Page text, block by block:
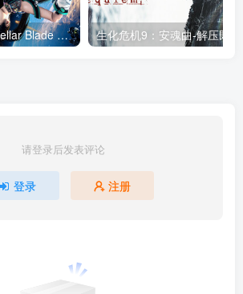
剑星-虚拟机版/ Stellar Blade v1.4.1|Build.19963153 终极版新补丁 送修改器 免安装中文版
请登录后发表评论
登录 注册